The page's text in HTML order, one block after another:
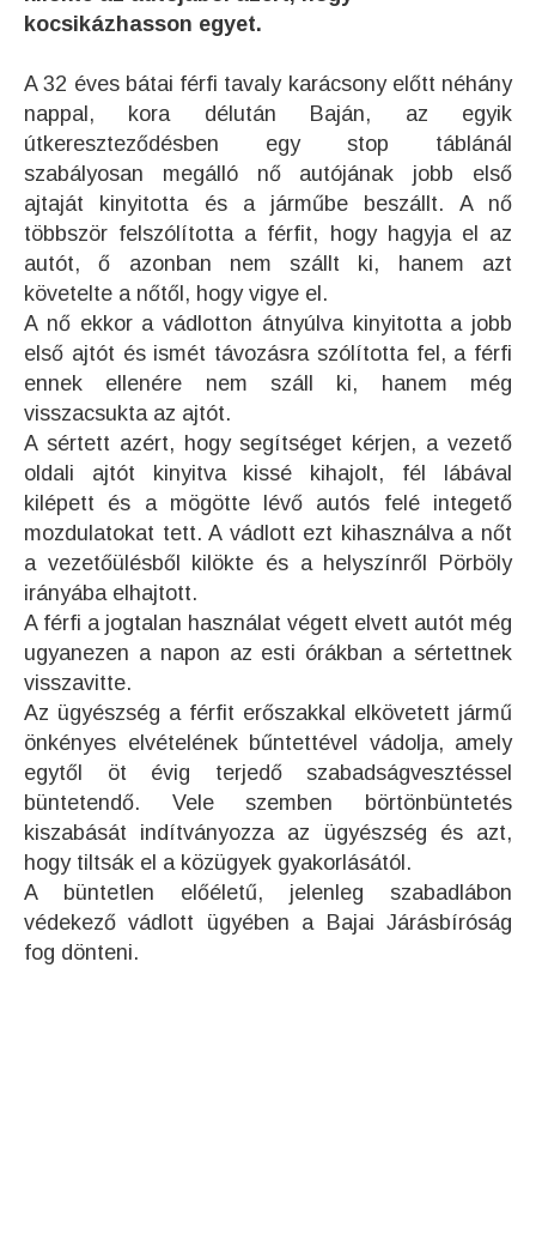
kocsikázhasson egyet.
A 32 éves bátai férfi tavaly karácsony előtt néhány
nappal, kora délután Baján, az egyik
útkereszteződésben egy stop táblánál
szabályosan megálló nő autójának jobb első
ajtaját kinyitotta és a járműbe beszállt. A nő
többször felszólította a férfit, hogy hagyja el az
autót, ő azonban nem szállt ki, hanem azt
követelte a nőtől, hogy vigye el.
A nő ekkor a vádlotton átnyúlva kinyitotta a jobb
első ajtót és ismét távozásra szólította fel, a férfi
ennek ellenére nem száll ki, hanem még
visszacsukta az ajtót.
A sértett azért, hogy segítséget kérjen, a vezető
oldali ajtót kinyitva kissé kihajolt, fél lábával
kilépett és a mögötte lévő autós felé integető
mozdulatokat tett. A vádlott ezt kihasználva a nőt
a vezetőülésből kilökte és a helyszínről Pörböly
irányába elhajtott.
A férfi a jogtalan használat végett elvett autót még
ugyanezen a napon az esti órákban a sértettnek
visszavitte.
Az ügyészség a férfit erőszakkal elkövetett jármű
önkényes elvételének bűntettével vádolja, amely
egytől öt évig terjedő szabadságvesztéssel
büntetendő. Vele szemben börtönbüntetés
kiszabását indítványozza az ügyészség és azt,
hogy tiltsák el a közügyek gyakorlásától.
A büntetlen előéletű, jelenleg szabadlábon
védekező vádlott ügyében a Bajai Járásbíróság
fog dönteni.